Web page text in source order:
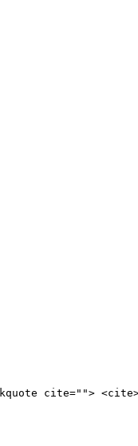
cite=""> <cite>